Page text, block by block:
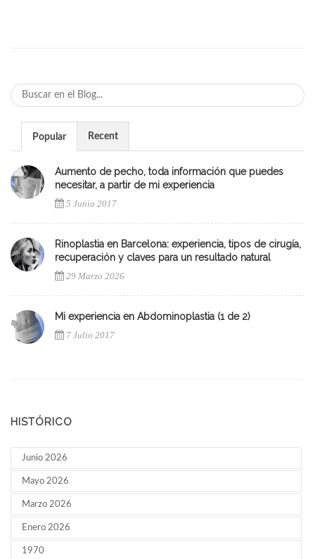
Popular Recent
Aumento de pecho, toda información que puedes
necesitar, a partir de mi experiencia
5 Junio 2017
Rinoplastia en Barcelona: experiencia, tipos de cirugía,
recuperación y claves para un resultado natural
29 Marzo 2026
Mi experiencia en Abdominoplastia (1 de 2)
7 Julio 2017
HISTÓRICO
Junio 2026
Mayo 2026
Marzo 2026
Enero 2026
1970